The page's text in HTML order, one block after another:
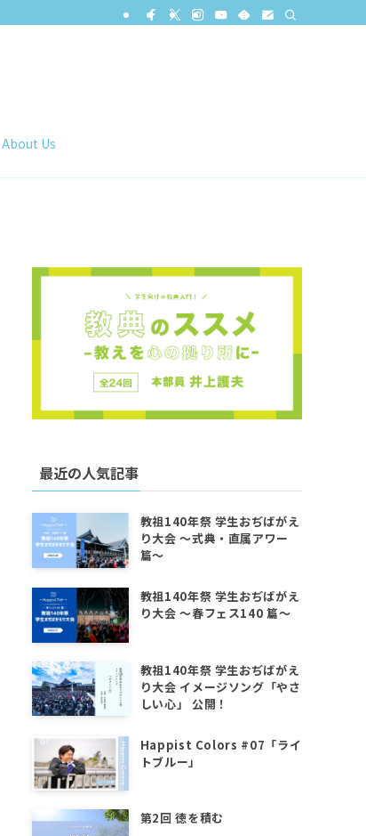
About Us
最近の人気記事
教祖140年祭 学生おぢばがえ
り大会 〜式典・直属アワー
篇〜
教祖140年祭 学生おぢばがえ
り大会 〜春フェス140 篇〜
教祖140年祭 学生おぢばがえ
り大会 イメージソング「やさ
しい心」 公開！
Happist Colors #07「ライ
トブルー」
第2回 徳を積む